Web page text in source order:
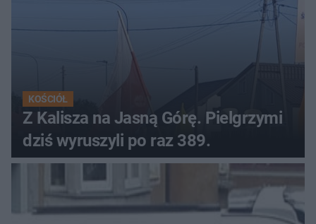
KOŚCIÓŁ
Z Kalisza na Jasną Górę. Pielgrzymi
dziś wyruszyli po raz 389.